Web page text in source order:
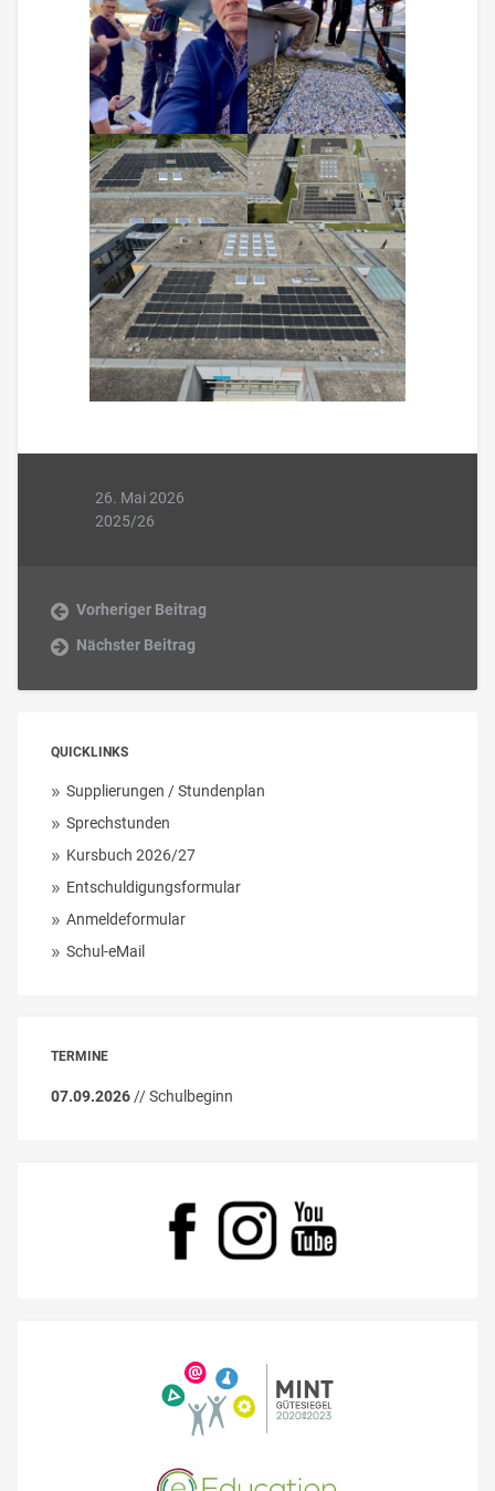
26. Mai 2026
2025/26
Vorheriger Beitrag
Nächster Beitrag
QUICKLINKS
Supplierungen / Stundenplan
Sprechstunden
Kursbuch 2026/27
Entschuldigungsformular
Anmeldeformular
Schul-eMail
TERMINE
07.09.2026// Schulbeginn